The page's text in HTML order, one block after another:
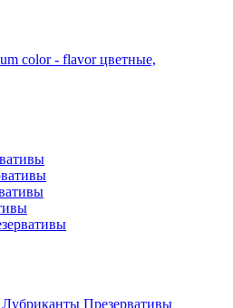
color - flavor цветные,
Лубриканты Презервативы